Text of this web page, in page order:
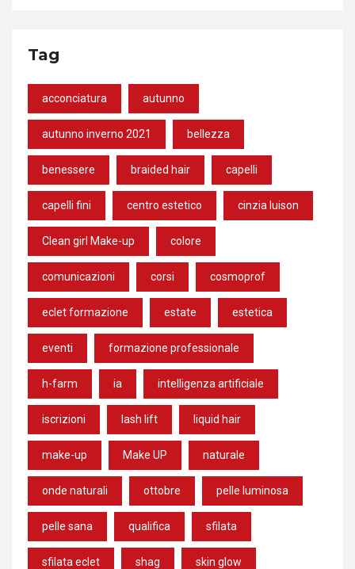
Tag
acconciatura autunno
autunno inverno 2021 bellezza
benessere braided hair capelli
capelli fini centro estetico cinzia luison
Clean girl Make-up colore
comunicazioni corsi cosmoprof
eclet formazione estate estetica
eventi formazione professionale
h-farm ia intelligenza artificiale
iscrizioni lash lift liquid hair
make-up Make UP naturale
onde naturali ottobre pelle luminosa
pelle sana qualifica sfilata
sfilata eclet shag skin glow